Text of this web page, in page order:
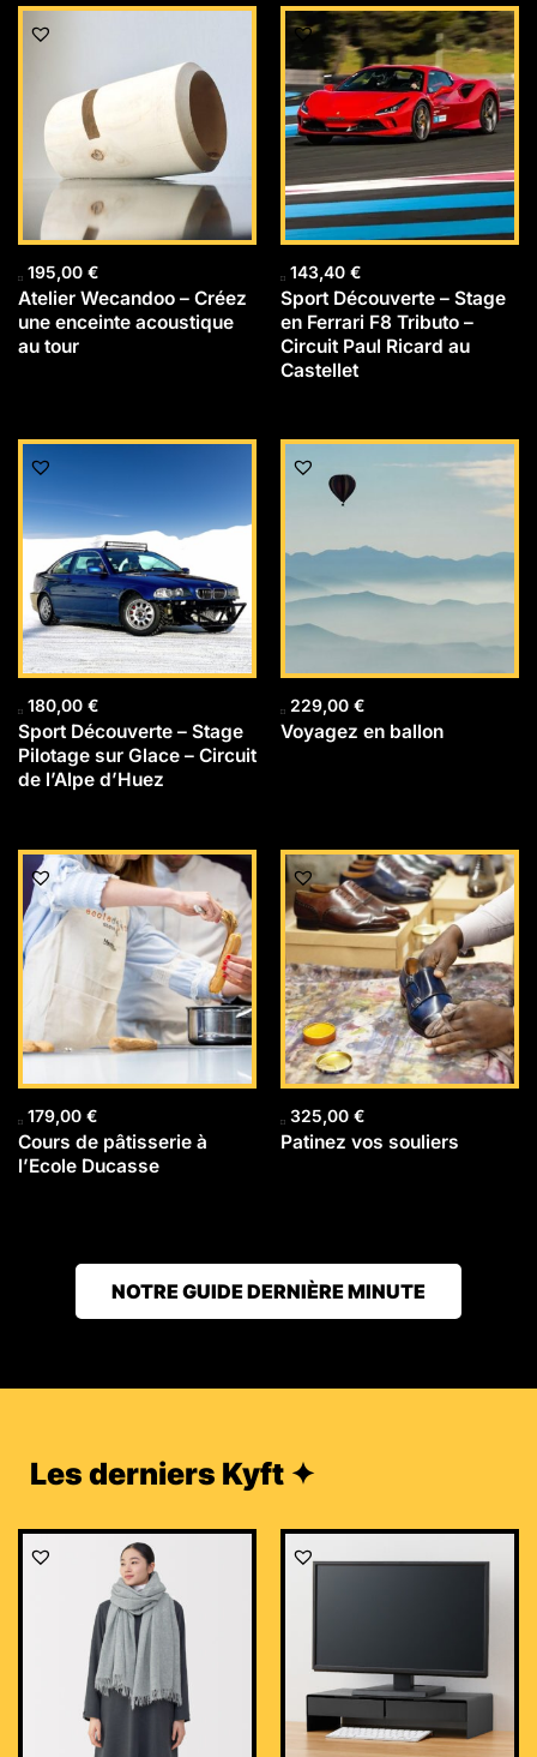
195,00 €
Atelier Wecandoo – Créez
une enceinte acoustique
au tour
143,40 €
Sport Découverte – Stage
en Ferrari F8 Tributo –
Circuit Paul Ricard au
Castellet
180,00 €
Sport Découverte – Stage
Pilotage sur Glace – Circuit
de l’Alpe d’Huez
229,00 €
Voyagez en ballon
179,00 €
Cours de pâtisserie à
l’Ecole Ducasse
325,00 €
Patinez vos souliers
NOTRE GUIDE DERNIÈRE MINUTE
Les derniers Kyft ✦